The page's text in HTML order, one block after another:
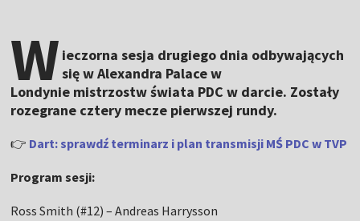
W ieczorna sesja drugiego dnia odbywających
się w Alexandra Palace w
Londynie mistrzostw świata PDC w darcie. Zostały
rozegrane cztery mecze pierwszej rundy.
👉 Dart: sprawdź terminarz i plan transmisji MŚ PDC w TVP
Program sesji:
Ross Smith (#12) – Andreas Harrysson